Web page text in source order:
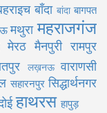
बाँदा बांदा बागपत
मथुरा महराजगंज
मेरठ मैनपुरी रामपुर
लख़नऊ वाराणसी
सहारनपुर सिद्धार्थनगर
हाथरस हापुड़